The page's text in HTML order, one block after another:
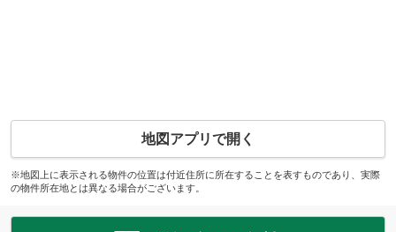
地図アプリで開く
※地図上に表示される物件の位置は付近住所に所在することを表すものであり、実際
の物件所在地とは異なる場合がございます。